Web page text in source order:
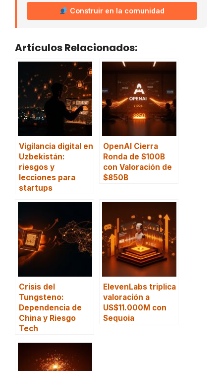
Construir en la comunidad
Artículos Relacionados:
Vigilancia digital en
Uzbekistán:
riesgos y
lecciones para
startups
OpenAI Cierra
Ronda de $100B
con Valoración de
$850B
Crisis del
Tungsteno:
Dependencia de
China y Riesgo
Tech
ElevenLabs triplica
valoración a
US$11.000M con
Sequoia